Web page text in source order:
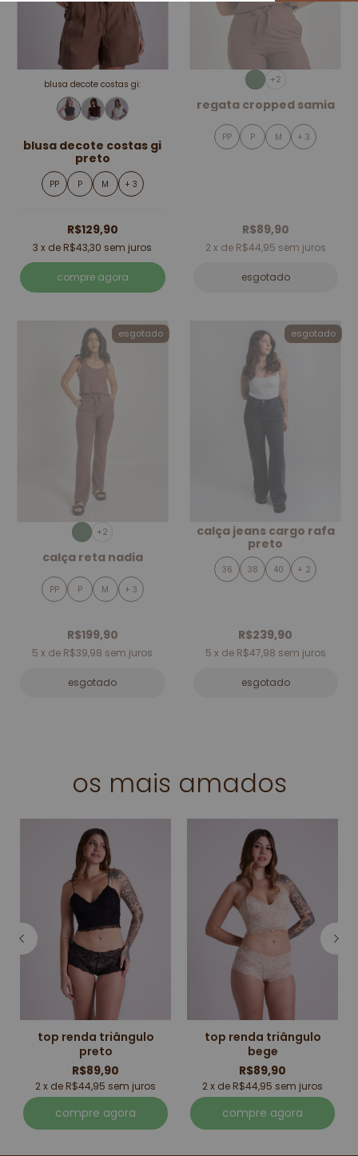
blusa decote costas gi:
blusa decote costas gi
preto
PP P M + 3
R$129,90
3 x de R$43,30 sem juros
compre agora
+2
regata cropped samia
PP P M + 3
R$89,90
2 x de R$44,95 sem juros
esgotado
esgotado
+2
calça reta nadia
PP P M + 3
R$199,90
5 x de R$39,98 sem juros
esgotado
esgotado
calça jeans cargo rafa
preto
36 38 40 + 2
R$239,90
5 x de R$47,98 sem juros
esgotado
os mais amados
top renda triângulo
preto
R$89,90
2 x de R$44,95 sem juros
compre agora
top renda triângulo
bege
R$89,90
2 x de R$44,95 sem juros
compre agora